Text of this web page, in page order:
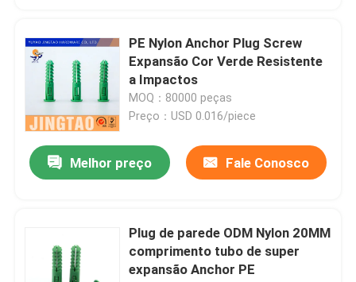
PE Nylon Anchor Plug Screw
Expansão Cor Verde Resistente
a Impactos
MOQ：80000 peças
Preço：USD 0.016/piece
Melhor preço Fale Conosco
Plug de parede ODM Nylon 20MM
comprimento tubo de super
expansão Anchor PE